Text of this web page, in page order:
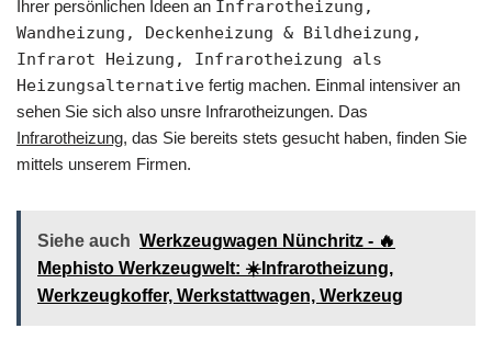
Ihrer persönlichen Ideen an Infrarotheizung,
Wandheizung, Deckenheizung & Bildheizung,
Infrarot Heizung, Infrarotheizung als
Heizungsalternative fertig machen. Einmal intensiver an
sehen Sie sich also unsre Infrarotheizungen. Das
Infrarotheizung, das Sie bereits stets gesucht haben, finden Sie
mittels unserem Firmen.
Siehe auch Werkzeugwagen Nünchritz - 🔥
Mephisto Werkzeugwelt: ☀️Infrarotheizung,
Werkzeugkoffer, Werkstattwagen, Werkzeug